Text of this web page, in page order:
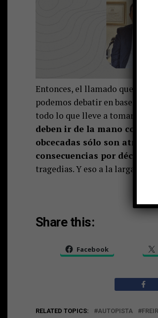
Entonces, el llamado que
podemos debatir en base a
todo lo que lleve a tomar
deben ir de la mano con la
obcecadas sólo son
consecuencias por décadas.
tragedias. Y eso a la larga lo
Share this:
Facebook
RELATED TOPICS: AUTOPISTA